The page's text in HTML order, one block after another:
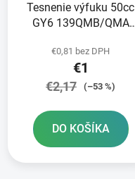
Tesnenie výfuku 50cc
GY6 139QMB/QMA
152/157QMI
€0,81 bez DPH
€1
€2,17 (–53 %)
DO KOŠÍKA